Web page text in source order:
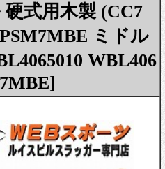
式用木製 (CC7
ミドル
WBL406